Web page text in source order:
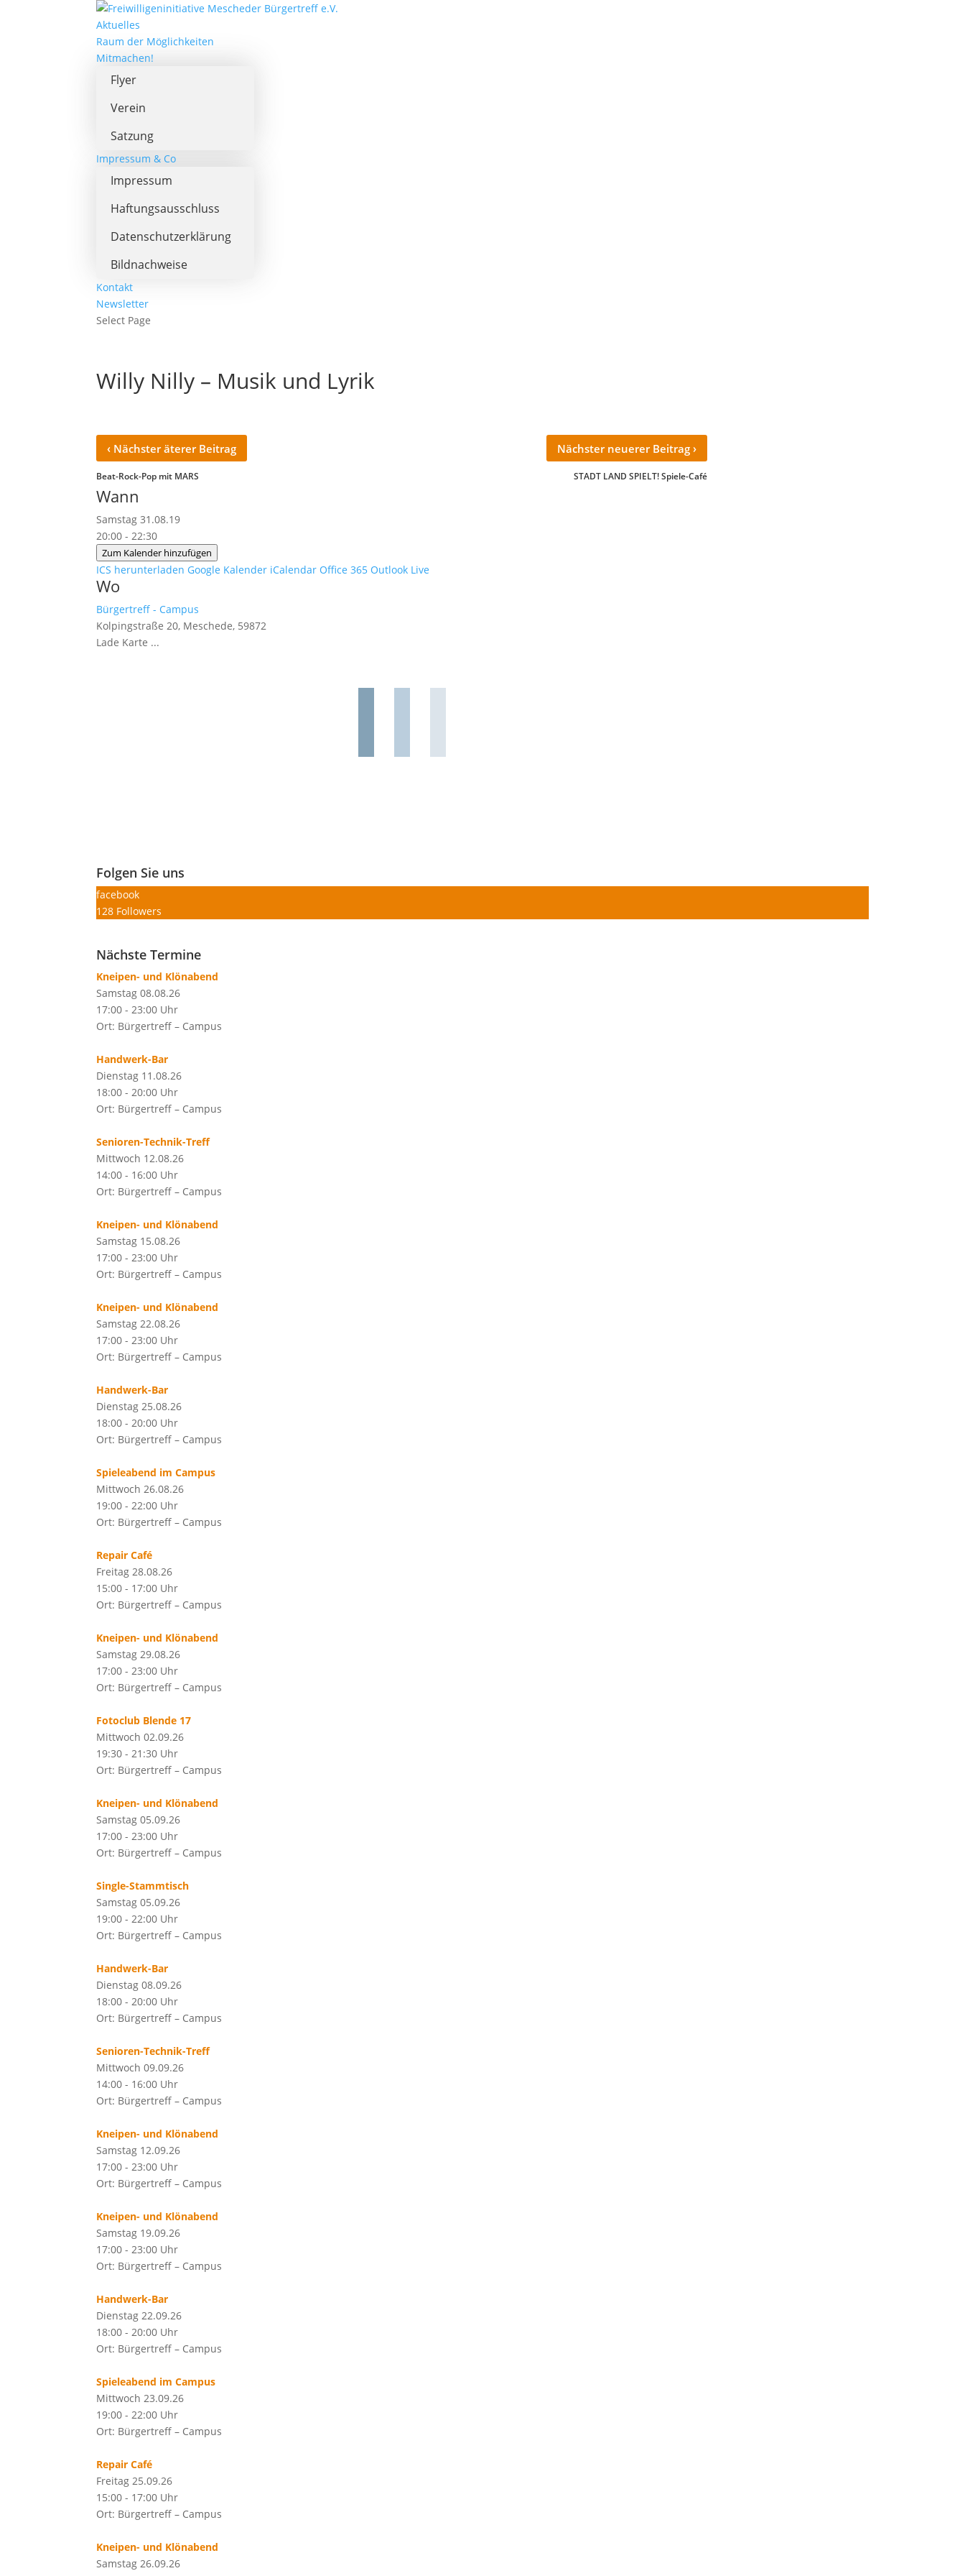
Aktuelles
Raum der Möglichkeiten
Mitmachen!
Flyer
Verein
Satzung
Impressum & Co
Impressum
Haftungsausschluss
Datenschutzerklärung
Bildnachweise
Kontakt
Newsletter
Select Page
Willy Nilly – Musik und Lyrik
‹ Nächster äterer Beitrag
Beat-Rock-Pop mit MARS
Nächster neuerer Beitrag›
STADT LAND SPIELT! Spiele-Café
Wann
Samstag 31.08.19
20:00 - 22:30
Zum Kalender hinzufügen
ICS herunterladen Google Kalender iCalendar Office 365 Outlook Live
Wo
Bürgertreff - Campus
Kolpingstraße 20, Meschede, 59872
Lade Karte ...
Folgen Sie uns
facebook
128 Followers
Nächste Termine
Kneipen- und Klönabend
Samstag 08.08.26
17:00 - 23:00 Uhr
Ort: Bürgertreff – Campus
Handwerk-Bar
Dienstag 11.08.26
18:00 - 20:00 Uhr
Ort: Bürgertreff – Campus
Senioren-Technik-Treff
Mittwoch 12.08.26
14:00 - 16:00 Uhr
Ort: Bürgertreff – Campus
Kneipen- und Klönabend
Samstag 15.08.26
17:00 - 23:00 Uhr
Ort: Bürgertreff – Campus
Kneipen- und Klönabend
Samstag 22.08.26
17:00 - 23:00 Uhr
Ort: Bürgertreff – Campus
Handwerk-Bar
Dienstag 25.08.26
18:00 - 20:00 Uhr
Ort: Bürgertreff – Campus
Spieleabend im Campus
Mittwoch 26.08.26
19:00 - 22:00 Uhr
Ort: Bürgertreff – Campus
Repair Café
Freitag 28.08.26
15:00 - 17:00 Uhr
Ort: Bürgertreff – Campus
Kneipen- und Klönabend
Samstag 29.08.26
17:00 - 23:00 Uhr
Ort: Bürgertreff – Campus
Fotoclub Blende 17
Mittwoch 02.09.26
19:30 - 21:30 Uhr
Ort: Bürgertreff – Campus
Kneipen- und Klönabend
Samstag 05.09.26
17:00 - 23:00 Uhr
Ort: Bürgertreff – Campus
Single-Stammtisch
Samstag 05.09.26
19:00 - 22:00 Uhr
Ort: Bürgertreff – Campus
Handwerk-Bar
Dienstag 08.09.26
18:00 - 20:00 Uhr
Ort: Bürgertreff – Campus
Senioren-Technik-Treff
Mittwoch 09.09.26
14:00 - 16:00 Uhr
Ort: Bürgertreff – Campus
Kneipen- und Klönabend
Samstag 12.09.26
17:00 - 23:00 Uhr
Ort: Bürgertreff – Campus
Kneipen- und Klönabend
Samstag 19.09.26
17:00 - 23:00 Uhr
Ort: Bürgertreff – Campus
Handwerk-Bar
Dienstag 22.09.26
18:00 - 20:00 Uhr
Ort: Bürgertreff – Campus
Spieleabend im Campus
Mittwoch 23.09.26
19:00 - 22:00 Uhr
Ort: Bürgertreff – Campus
Repair Café
Freitag 25.09.26
15:00 - 17:00 Uhr
Ort: Bürgertreff – Campus
Kneipen- und Klönabend
Samstag 26.09.26